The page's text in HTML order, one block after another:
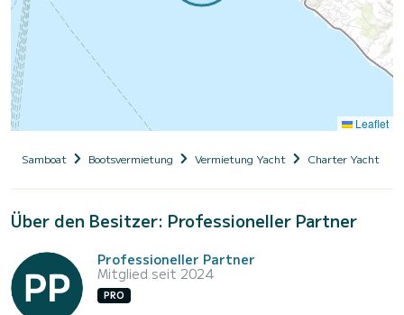
Leaflet
Samboat Bootsvermietung Vermietung Yacht Charter Yacht mit
Über den Besitzer: Professioneller Partner
Professioneller Partner
Mitglied seit 2024
PRO